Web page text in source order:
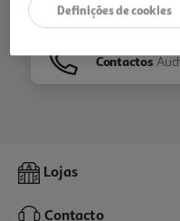
Contactos
Lojas
Contacto
Definições de cookies